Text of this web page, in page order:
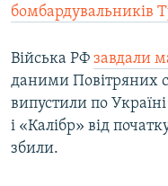
бомбардувальників
Війська РФ завдали
даними Повітряних
випустили по
і «Калібр» від
збили.